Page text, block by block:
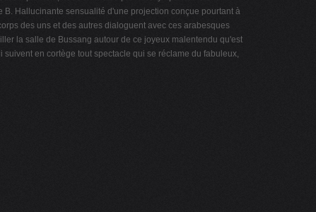
Hallucinante sensualité d'une projection conçue pourtant à
des uns et des autres dialoguent avec ces arabesques
la salle de Bussang autour de ce joyeux malentendu qu'est
en cortège tout spectacle qui se réclame du fabuleux,